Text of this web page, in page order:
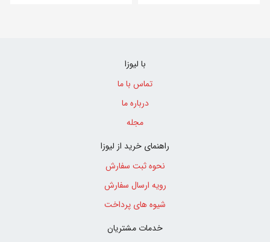
با لیوزا
تماس با ما
درباره ما
مجله
راهنمای خرید از لیوزا
نحوه ثبت سفارش
رویه ارسال سفارش
شیوه های پرداخت
خدمات مشتریان